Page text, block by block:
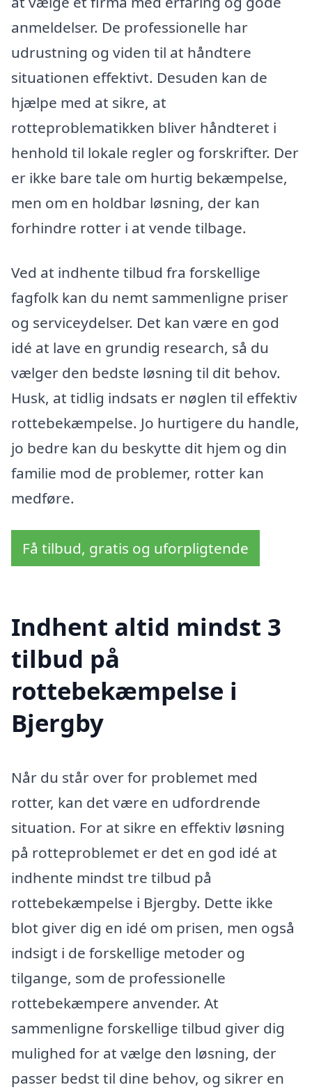
anmeldelser. De professionelle har
udrustning og viden til at håndtere
situationen effektivt. Desuden kan de
hjælpe med at sikre, at
rotteproblematikken bliver håndteret i
henhold til lokale regler og forskrifter. Der
er ikke bare tale om hurtig bekæmpelse,
men om en holdbar løsning, der kan
forhindre rotter i at vende tilbage.
Ved at indhente tilbud fra forskellige
fagfolk kan du nemt sammenligne priser
og serviceydelser. Det kan være en god
idé at lave en grundig research, så du
vælger den bedste løsning til dit behov.
Husk, at tidlig indsats er nøglen til effektiv
rottebekæmpelse. Jo hurtigere du handle,
jo bedre kan du beskytte dit hjem og din
familie mod de problemer, rotter kan
medføre.
Få tilbud, gratis og uforpligtende
Indhent altid mindst 3
tilbud på
rottebekæmpelse i
Bjergby
Når du står over for problemet med
rotter, kan det være en udfordrende
situation. For at sikre en effektiv løsning
på rotteproblemet er det en god idé at
indhente mindst tre tilbud på
rottebekæmpelse i Bjergby. Dette ikke
blot giver dig en idé om prisen, men også
indsigt i de forskellige metoder og
tilgange, som de professionelle
rottebekæmpere anvender. At
sammenligne forskellige tilbud giver dig
mulighed for at vælge den løsning, der
passer bedst til dine behov, og sikrer en